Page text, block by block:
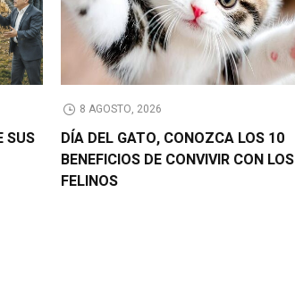
SUS
8 AGOSTO, 2026
DÍA DEL GATO, CONOZCA LOS 10
BENEFICIOS DE CONVIVIR CON LOS
FELINOS